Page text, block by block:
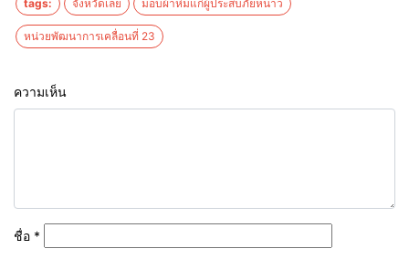
tags: จังหวัดเลย มอบผ้าห่มแก่ผู้ประสบภัยหนาว
หน่วยพัฒนาการเคลื่อนที่ 23
ความเห็น
ชื่อ *